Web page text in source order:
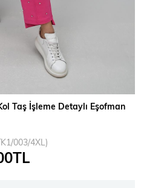
Taş İşleme Detaylı Eşofman
003/4XL)